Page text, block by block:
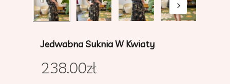
Jedwabna Suknia W Kwiaty
238.00zł